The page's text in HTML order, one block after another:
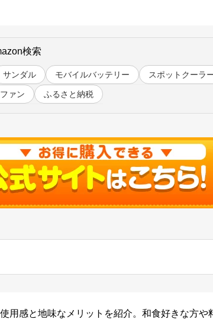
検索
サンダル モバイルバッテリー スポットクーラ
ァン ふるさと納税
用感と地味なメリットを紹介。和食好きな方や